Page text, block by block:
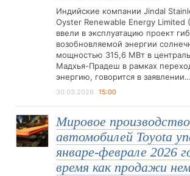
Индийские компании Jindal
Oyster Renewable Energy Limited
ввели в эксплуатацию проект
возобновляемой энергии
мощностью 315,6 МВт в
Мадхья-Прадеш в рамках
энергию, говорится в заявлении…
30.03.2026 15:00
Мировое производство
автомобилей Toyota
январе-феврале 2026
время как продажи